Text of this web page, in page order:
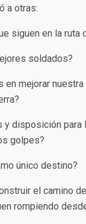
a otras:
siguen en la ruta
soldados?
en mejorar nuestra
y disposición para
golpes?
único destino?
el camino
rompiendo